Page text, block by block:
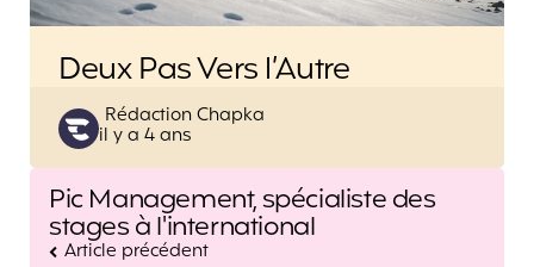
Deux Pas Vers l’Autre
Posted
by
Rédaction Chapka
il y a 4 ans
Post
navigation
Pic Management, spécialiste des
stages à l'international
Article précédent